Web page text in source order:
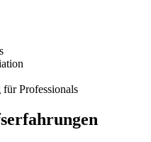
Professionals